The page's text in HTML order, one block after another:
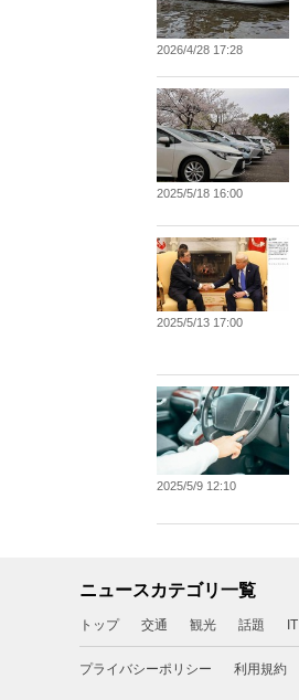
2026/4/28 17:28
2025/5/18 16:00
2025/5/13 17:00
2025/5/9 12:10
ニュースカテゴリ一覧
トップ 交通 観光 話題 IT
プライバシーポリシー 利用規約